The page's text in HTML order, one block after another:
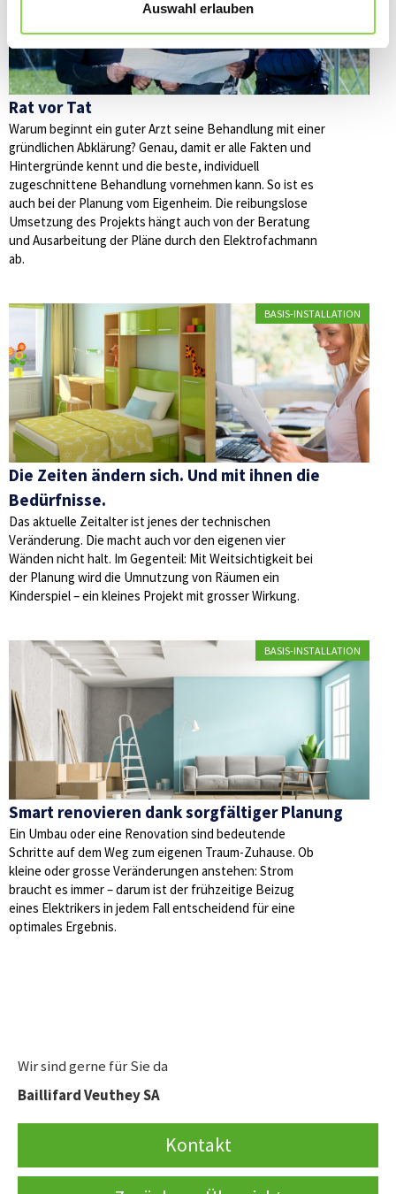
Auswahl erlauben
Rat vor Tat
Warum beginnt ein guter Arzt seine Behandlung mit einer
gründlichen Abklärung? Genau, damit er alle Fakten und
Hintergründe kennt und die beste, individuell
zugeschnittene Behandlung vornehmen kann. So ist es
auch bei der Planung vom Eigenheim. Die reibungslose
Umsetzung des Projekts hängt auch von der Beratung
und Ausarbeitung der Pläne durch den Elektrofachmann
ab.
BASIS-INSTALLATION
Die Zeiten ändern sich. Und mit ihnen die
Bedürfnisse.
Das aktuelle Zeitalter ist jenes der technischen
Veränderung. Die macht auch vor den eigenen vier
Wänden nicht halt. Im Gegenteil: Mit Weitsichtigkeit bei
der Planung wird die Umnutzung von Räumen ein
Kinderspiel – ein kleines Projekt mit grosser Wirkung.
BASIS-INSTALLATION
Smart renovieren dank sorgfältiger Planung
Ein Umbau oder eine Renovation sind bedeutende
Schritte auf dem Weg zum eigenen Traum-Zuhause. Ob
kleine oder grosse Veränderungen anstehen: Strom
braucht es immer – darum ist der frühzeitige Beizug
eines Elektrikers in jedem Fall entscheidend für eine
optimales Ergebnis.
Wir sind gerne für Sie da
Baillifard Veuthey SA
Kontakt